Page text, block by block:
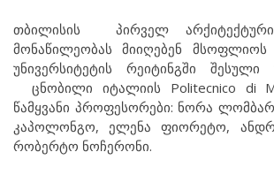
თბილისის პირველ
მონაწილეობას მიიღებენ მსოფლიოს
უნივერსიტეტის რეიტინგში შესული
ცნობილი იტალიის Politecnico di
წამყვანი პროფესორები: ნორა
კაპოლონგო, ელენა ფიორეტო,
რობერტო ნოჩერონი.